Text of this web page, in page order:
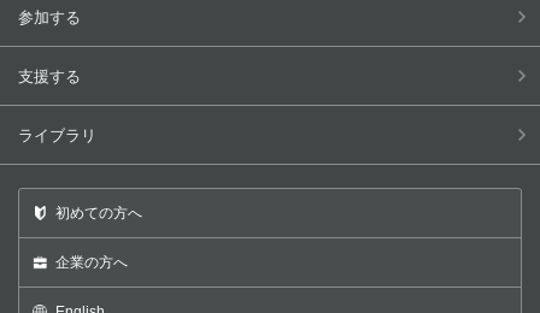
参加する
支援する
ライブラリ
初めての方へ
企業の方へ